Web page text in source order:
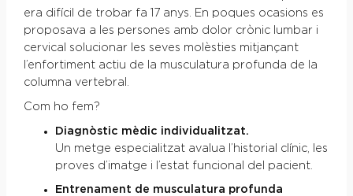
era difícil de trobar fa 17 anys. En poques ocasions es
proposava a les persones amb dolor crònic lumbar i
cervical solucionar les seves molèsties mitjançant
l’enfortiment actiu de la musculatura profunda de la
columna vertebral.
Com ho fem?
Diagnòstic mèdic individualitzat.
Un metge especialitzat avalua l’historial clínic, les
proves d’imatge i l’estat funcional del pacient.
Entrenament de musculatura profunda